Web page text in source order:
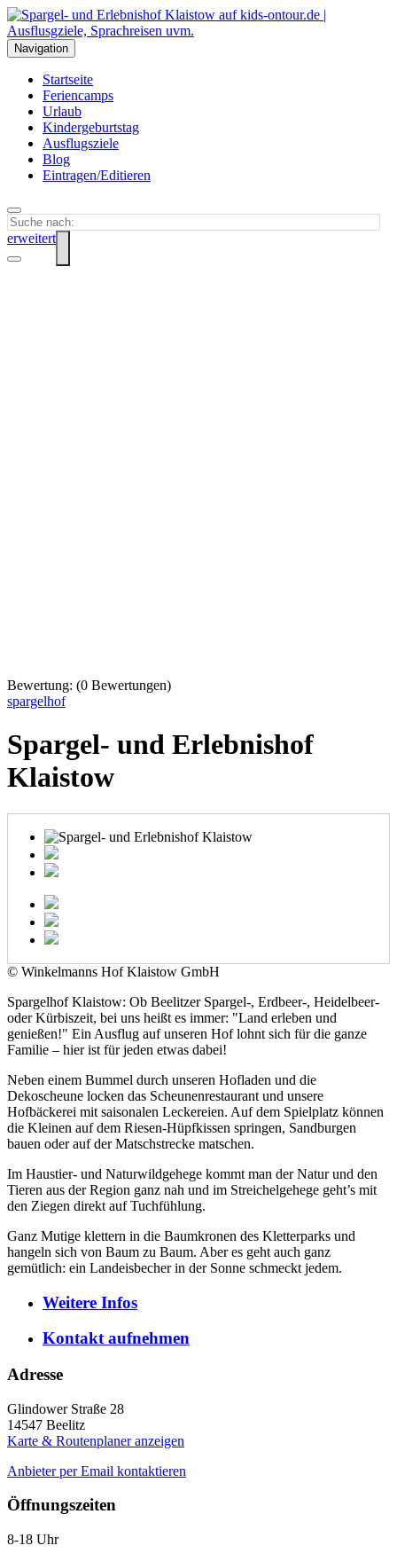
Navigation
Startseite
Feriencamps
Urlaub
Kindergeburtstag
Ausflugsziele
Blog
Eintragen/Editieren
erweitert
Bewertung: (0 Bewertungen)
spargelhof
Spargel- und Erlebnishof
Klaistow
© Winkelmanns Hof Klaistow GmbH
Spargelhof Klaistow: Ob Beelitzer Spargel-, Erdbeer-, Heidelbeer-
oder Kürbiszeit, bei uns heißt es immer: "Land erleben und
genießen!" Ein Ausflug auf unseren Hof lohnt sich für die ganze
Familie – hier ist für jeden etwas dabei!
Neben einem Bummel durch unseren Hofladen und die
Dekoscheune locken das Scheunenrestaurant und unsere
Hofbäckerei mit saisonalen Leckereien. Auf dem Spielplatz können
die Kleinen auf dem Riesen-Hüpfkissen springen, Sandburgen
bauen oder auf der Matschstrecke matschen.
Im Haustier- und Naturwildgehege kommt man der Natur und den
Tieren aus der Region ganz nah und im Streichelgehege geht’s mit
den Ziegen direkt auf Tuchfühlung.
Ganz Mutige klettern in die Baumkronen des Kletterparks und
hangeln sich von Baum zu Baum. Aber es geht auch ganz
gemütlich: ein Landeisbecher in der Sonne schmeckt jedem.
Weitere Infos
Kontaktaufnehmen
Adresse
Glindower Straße 28
14547 Beelitz
Karte & Routenplaner anzeigen
Anbieter per Email kontaktieren
Öffnungszeiten
8-18 Uhr